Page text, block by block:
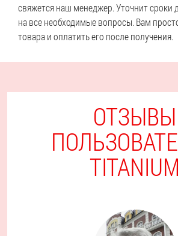
свяжется наш менеджер. Уточнит сроки
на все необходимые вопросы. Вам
товара и оплатить его после получения.
ОТЗЫВЫ
TITANIUM